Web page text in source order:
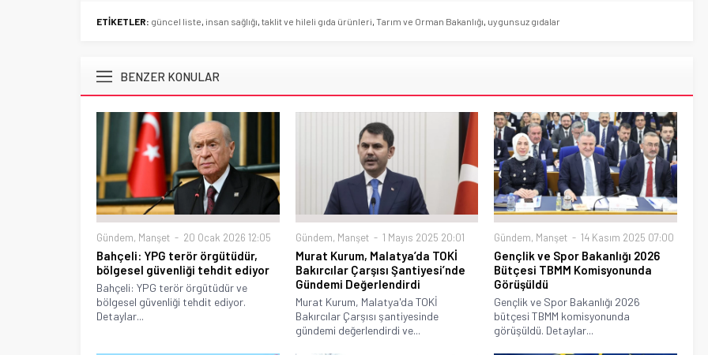
ETİKETLER: güncel liste, insan sağlığı, taklit ve hileli gıda ürünleri, Tarım ve Orman Bakanlığı, uygunsuz gıdalar
BENZER KONULAR
Gündem, Manşet 20 Ocak 2026 12:05
Bahçeli: YPG terör örgütüdür,
bölgesel güvenliği tehdit ediyor
Bahçeli: YPG terör örgütüdür ve
bölgesel güvenliği tehdit ediyor.
Detaylar...
Gündem, Manşet 1 Mayıs 2025 20:01
Murat Kurum, Malatya’da TOKİ
Bakırcılar Çarşısı Şantiyesi’nde
Gündemi Değerlendirdi
Murat Kurum, Malatya'da TOKİ
Bakırcılar Çarşısı şantiyesinde
gündemi değerlendirdi ve...
Gündem, Manşet 14 Kasım 2025 07:00
Gençlik ve Spor Bakanlığı 2026
Bütçesi TBMM Komisyonunda
Görüşüldü
Gençlik ve Spor Bakanlığı 2026
bütçesi TBMM komisyonunda
görüşüldü. Detaylar...